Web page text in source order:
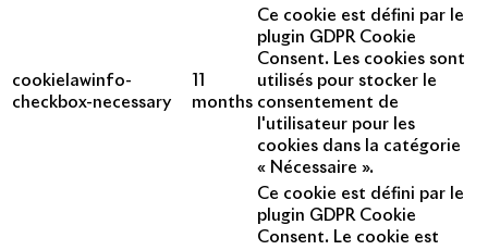
cookielawinfo-
checkbox-necessary
months
Ce cookie est défini par le
plugin GDPR Cookie
Consent. Les cookies sont
utilisés pour stocker le
consentement de
l'utilisateur pour les
cookies dans la catégorie
« Nécessaire ».
Ce cookie est défini par le
plugin GDPR Cookie
Consent. Le cookie est